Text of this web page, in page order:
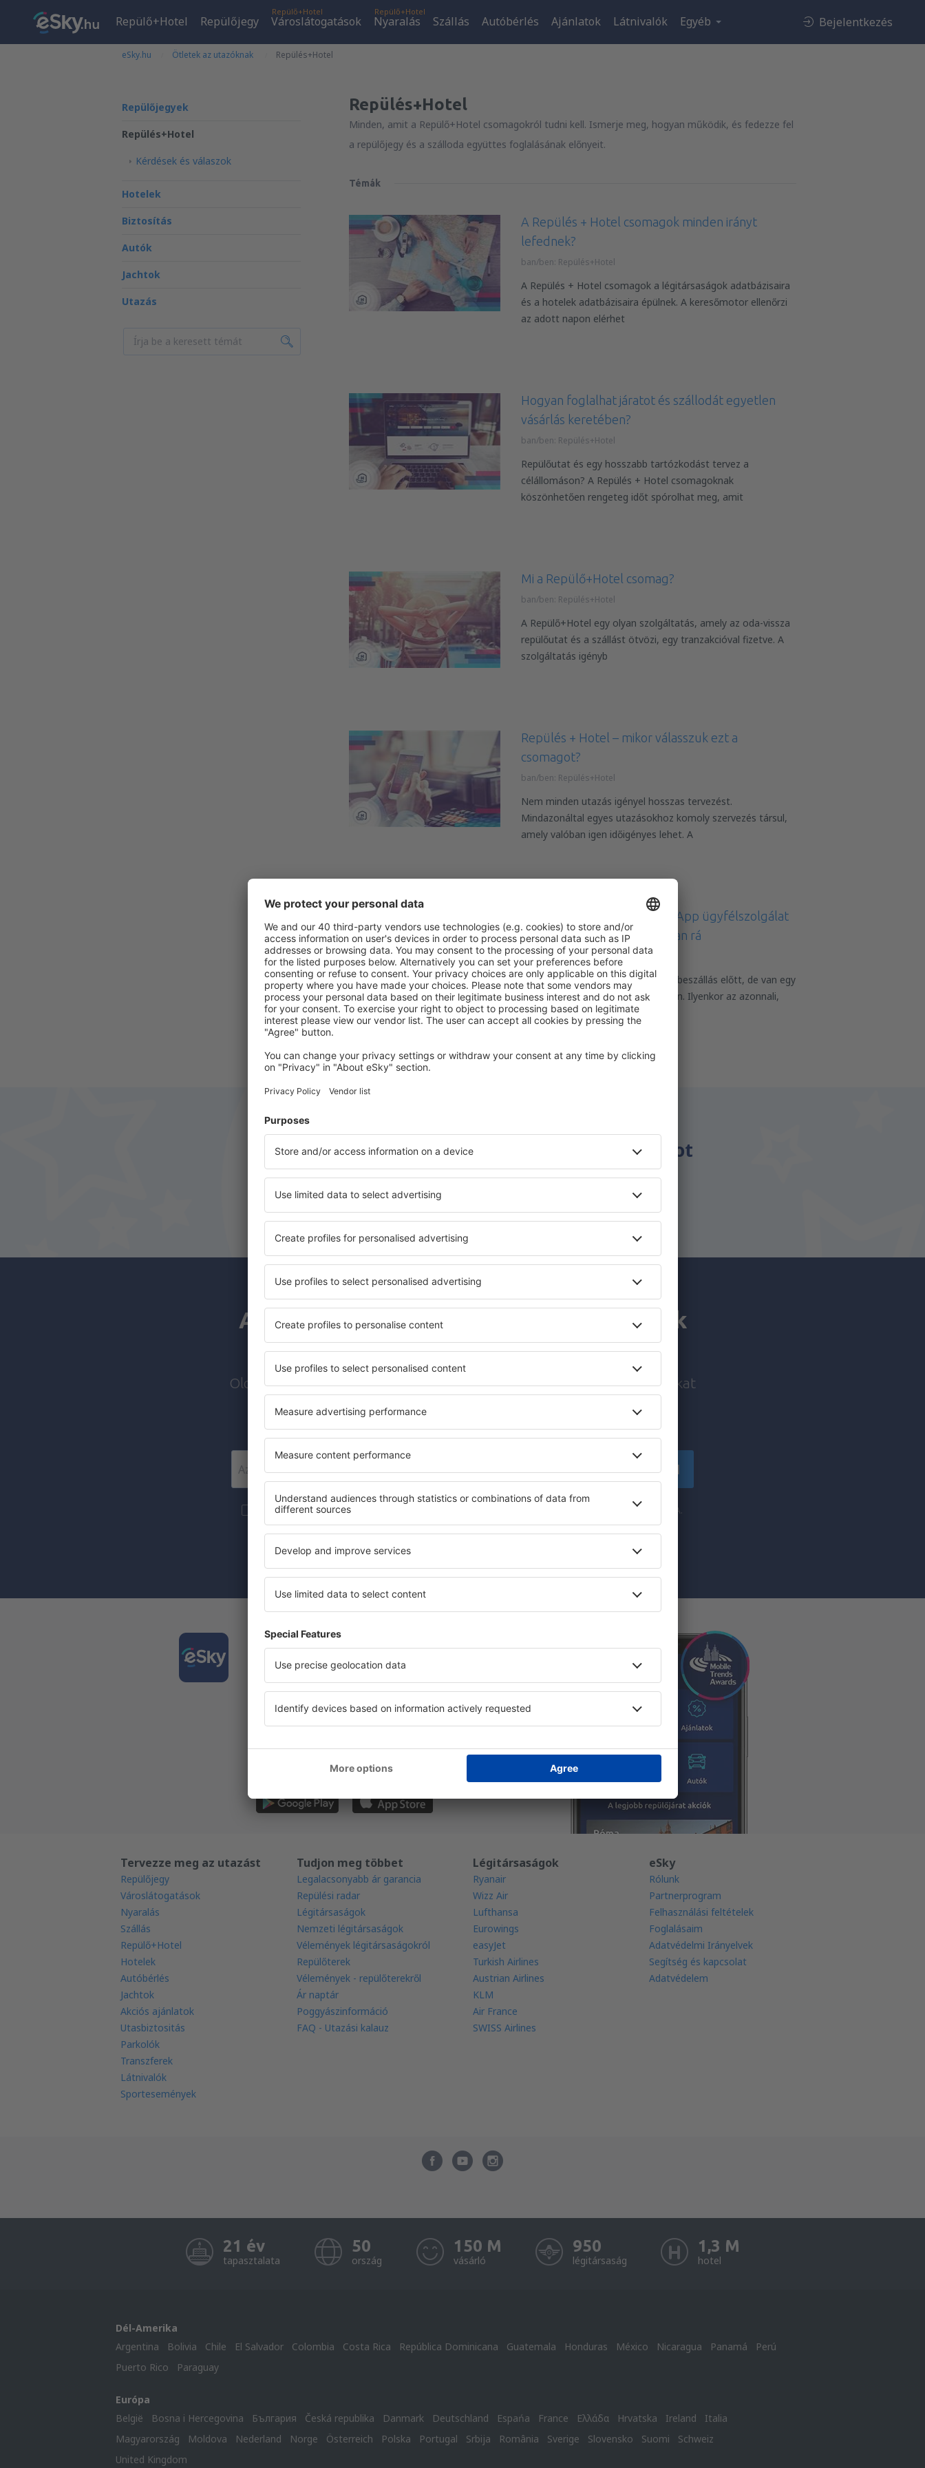
Repülő+Hotel Repülőjegy
Repülő+Hotel
Városlátogatások
Repülő+Hotel
Nyaralás Szállás Autóbérlés Ajánlatok Látnivalók Egyéb Bejelentkezés
eSky.hu Ötletek az utazóknak Repülés+Hotel
Repülőjegyek
Repülés+Hotel
Kérdések és válaszok
Hotelek
Biztosítás
Autók
Jachtok
Utazás
Repülés+Hotel
Minden, amit a Repülő+Hotel csomagokról tudni kell. Ismerje meg, hogyan működik, és fedezze fel
a repülőjegy és a szálloda együttes foglalásának előnyeit.
Témák
A Repülés + Hotel csomagok minden irányt
lefednek?
ban/ben: Repülés+Hotel
A Repülés + Hotel csomagok a légitársaságok adatbázisaira
és a hotelek adatbázisaira épülnek. A keresőmotor ellenőrzi
az adott napon elérhet
Hogyan foglalhat járatot és szállodát egyetlen
vásárlás keretében?
ban/ben: Repülés+Hotel
Repülőutat és egy hosszabb tartózkodást tervez a
célállomáson? A Repülés + Hotel csomagoknak
köszönhetően rengeteg időt spórolhat meg, amit
Mi a Repülő+Hotel csomag?
ban/ben: Repülés+Hotel
A Repülő+Hotel egy olyan szolgáltatás, amely az oda-vissza
repülőutat és a szállást ötvözi, egy tranzakcióval fizetve. A
szolgáltatás igényb
Repülés + Hotel – mikor válasszuk ezt a
csomagot?
ban/ben: Repülés+Hotel
Nem minden utazás igényel hosszas tervezést.
Mindazonáltal egyes utazásokhoz komoly szervezés társul,
amely valóban igen időigényes lehet. A
Újdonság az eSky-tól: WhatsApp ügyfélszolgálat
– mindig, amikor szüksége van rá
ban/ben:Repülés+Hotel
Képzelje el: a repülőtéren van, épp beszállás előtt, de van egy
kérdése a foglalásával kapcsolatban. Ilyenkor az azonnali,
világos segítség
Foglaljon Repülő+Hotel csomagot
az eSky.hu-n!
Nézze meg
A hírlevélre feliratkozók többet utaznak
kevesebbért
Olcsó járatok, városlátogatás, nyaralás – kapjon egyedi utazási ajánlatokat
Csak a legjobbakat küldjük, az utazók becsszavára!
Iratkozzon fel
Szeretnék kedvezőbb árakat kapni bizonyos utazásokra,
és hozzájárulok ahhoz, hogy az eSky.pl S.A.
marketinginformációkat küldjön az általam megadott e-mail-címre.
A jelölőnégyzet megjelölésével, az email cím megadásával és az „Iratkozzon fel” kiválasztásával
(egységesen) Ön hozzájárulását adja személyes adatainak eSky.pl S.A., regisztrált irodája Katowicében​
Töltse le az alkalmazásunkat
és tervezze meg az útjait
kényelmesen
Tervezze meg az utazást
Repülőjegy
Városlátogatások
Nyaralás
Szállás
Repülő+Hotel
Hotelek
Autóbérlés
Jachtok
Akciós ajánlatok
Utasbiztositás
Parkolók
Transzferek
Látnivalók
Sportesemények
Tudjon meg többet
Legalacsonyabb ár garancia
Repülési radar
Légitársaságok
Nemzeti légitársaságok
Vélemények légitársaságokról
Repülőterek
Vélemények - repülőterekről
Ár naptár
Poggyászinformáció
FAQ - Utazási kalauz
Légitársaságok
Ryanair
Wizz Air
Lufthansa
Eurowings
easyJet
Turkish Airlines
Austrian Airlines
KLM
Air France
SWISS Airlines
eSky
Rólunk
Partnerprogram
Felhasználási feltételek
Foglalásaim
Adatvédelmi Irányelvek
Segítség és kapcsolat
Adatvédelem
21 év
tapasztalata
50
ország
150 M
vásárló
950
légitársaság
1,3 M
hotel
Dél-Amerika
Argentina
Bolivia Chile El Salvador Colombia Costa Rica República Dominicana Guatemala Honduras México Nicaragua Panamá
Perú
Puerto Rico
Paraguay
Európa
België
Bosna i Hercegovina България Česká republika Danmark Deutschland Espańa France Ελλάδα Hrvatska Ireland
Italia
Magyarország
Moldova Nederland Norge Österreich Polska Portugal Srbija România Sverige Slovensko Suomi
Schweiz
United Kingdom